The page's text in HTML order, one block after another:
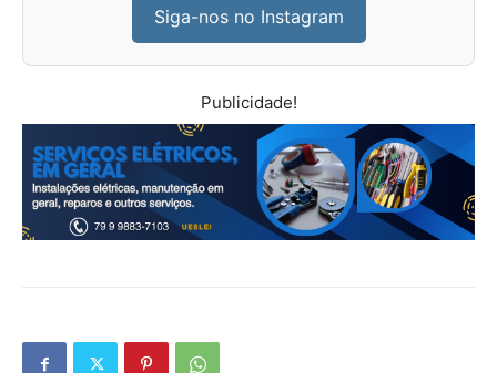
Siga-nos no Instagram
Publicidade!